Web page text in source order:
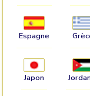
Espagne
Japon